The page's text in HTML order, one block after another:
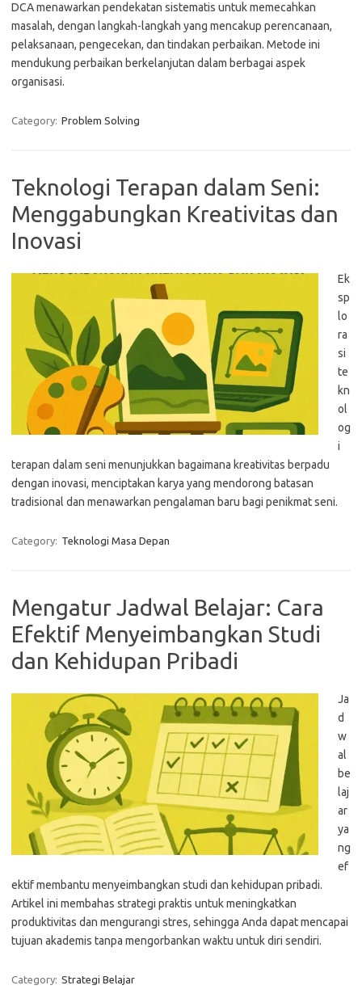
DCA menawarkan pendekatan sistematis untuk memecahkan
masalah, dengan langkah-langkah yang mencakup perencanaan,
pelaksanaan, pengecekan, dan tindakan perbaikan. Metode ini
mendukung perbaikan berkelanjutan dalam berbagai aspek
organisasi.
Category: Problem Solving
Teknologi Terapan dalam Seni:
Menggabungkan Kreativitas dan
Inovasi
Ek
sp
lo
ra
si
te
kn
ol
og
i
terapan dalam seni menunjukkan bagaimana kreativitas berpadu
dengan inovasi, menciptakan karya yang mendorong batasan
tradisional dan menawarkan pengalaman baru bagi penikmat seni.
Category: Teknologi Masa Depan
Mengatur Jadwal Belajar: Cara
Efektif Menyeimbangkan Studi
dan Kehidupan Pribadi
Ja
d
w
al
be
laj
ar
ya
ng
ef
ektif membantu menyeimbangkan studi dan kehidupan pribadi.
Artikel ini membahas strategi praktis untuk meningkatkan
produktivitas dan mengurangi stres, sehingga Anda dapat mencapai
tujuan akademis tanpa mengorbankan waktu untuk diri sendiri.
Category: Strategi Belajar